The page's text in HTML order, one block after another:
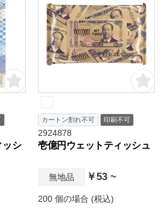
ッシ
カートン割れ不可 印刷不可
2924878
壱億円ウェットティッシュ
無地品 ￥53 ~
200 個の場合 (税込)